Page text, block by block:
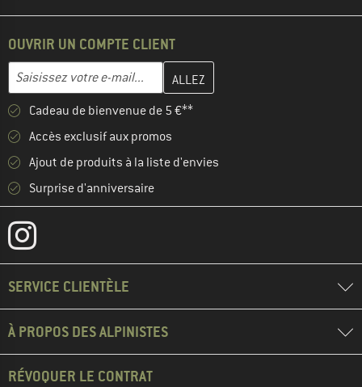
OUVRIR UN COMPTE CLIENT
Adresse e-mail
Entrez votre adresse e-mail ici et créez votre compte client à la
Cadeau de bienvenue de 5 €**
Accès exclusif aux promos
Ajout de produits à la liste d'envies
Surprise d'anniversaire
SERVICE CLIENTÈLE
À PROPOS DES ALPINISTES
RÉVOQUER LE CONTRAT